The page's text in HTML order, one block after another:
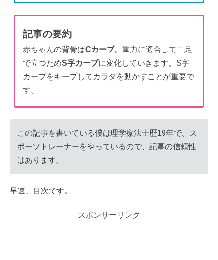
記事の要約
赤ちゃんの背骨はCカーブ。重力に適合して二足
で立つためS字カーブに変化していきます。S字
カーブをキープしてカラダを動かすことが重要で
す。
この記事を書いている僕は理学療法士歴19年で、ス
ポーツトレーナーをやっているので、記事の信頼性
はあります。
早速、目次です。
スポンサーリンク